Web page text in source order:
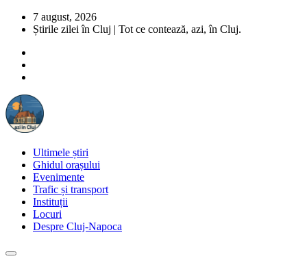
7 august, 2026
Știrile zilei în Cluj | Tot ce contează, azi, în Cluj.
Ultimele știri
Ghidul orașului
Evenimente
Trafic și transport
Instituții
Locuri
Despre Cluj-Napoca